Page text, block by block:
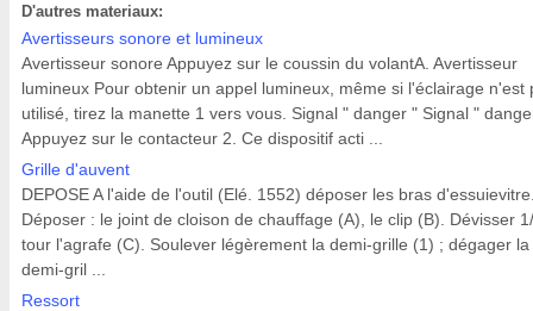
D'autres materiaux:
Avertisseurs sonore et lumineux
Avertisseur sonore Appuyez sur le coussin du volantA. Avertisseur
lumineux Pour obtenir un appel lumineux, même si l'éclairage n'est
utilisé, tirez la manette 1 vers vous. Signal " danger " Signal "
Appuyez sur le contacteur 2. Ce dispositif acti ...
Grille d'auvent
DEPOSE A l'aide de l'outil (Elé. 1552) déposer les bras
Déposer : le joint de cloison de chauffage (A), le clip (B). Dévisser
tour l'agrafe (C). Soulever légèrement la demi-grille (1) ; dégager la
demi-gril ...
Ressort